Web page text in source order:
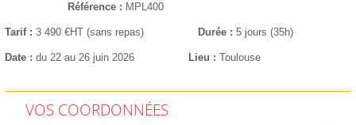
Référence MPL400
Tarif 3 490 €HT (sans repas) Durée 5 jours (35h)
Date du 22 au 26 juin 2026 Lieu Toulouse
VOS COORDONNÉES